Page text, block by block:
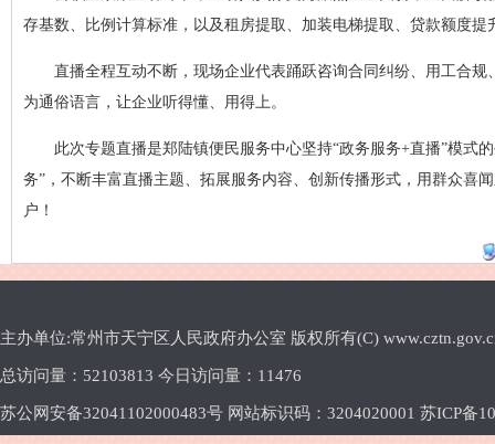
存基数、比例计算标准，以及租房提取、加装电梯提取、贷款额度
直播全程互动不断，现场企业代表踊跃咨询合同纠纷、用工合
为通俗语言，让企业听得懂、用得上。
此次专题直播是郑陆镇便民服务中心坚持“政务服务+直播”模式
务”，不断丰富直播主题、拓展服务内容、创新传播形式，用群众喜
户！
主办单位:常州市天宁区人民政府办公室 版权所有(C)
总访问量： 52103813 今日访问量： 11476
苏公网安备32041102000483号 网站标识码：3204020001 苏ICP备